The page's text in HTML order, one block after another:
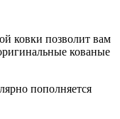
ковки позволит вам
кованые
пополняется